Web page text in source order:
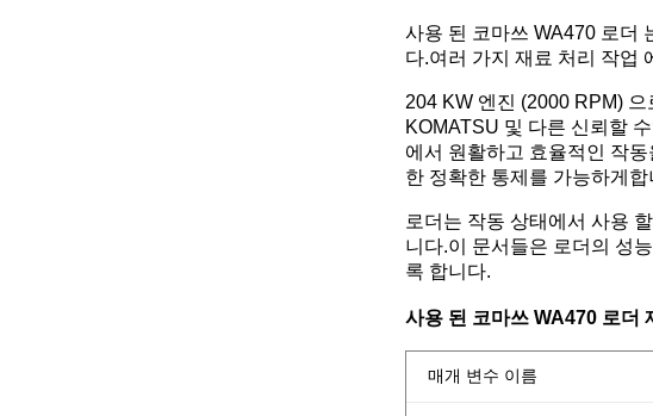
사용 된 코마쓰 WA470 로더
다.여러 가지 재료 처리 작업
204 KW 엔진 (2000 RPM)
KOMATSU 및 다른 신뢰할
에서 원활하고 효율적인 작
한 정확한 통제를 가능하게합
로더는 작동 상태에서 사용
니다.이 문서들은 로더의 성
록 합니다.
사용 된 코마쓰 WA470 로더
매개 변수 이름